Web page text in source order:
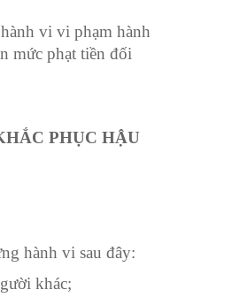
vi vi phạm hành
mức phạt tiền đối
PHỤC HẬU
hành vi sau đây:
khác;